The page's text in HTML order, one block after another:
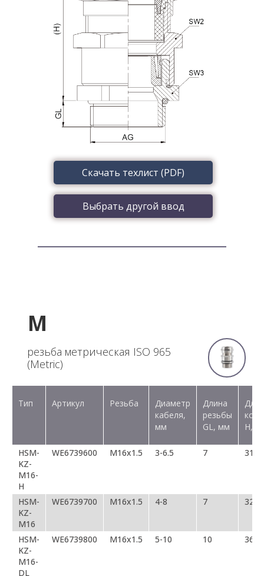
Скачать техлист (PDF)
Выбрать другой ввод
M
резьба метрическая ISO 965
(Metric)
Тип Артикул Резьба
Диаметр
кабеля,
мм
Длина
резьбы
GL, мм
H,
HSM-
KZ-
M16-
H
WE6739600 M16х1.5 3-6.5 7 31
HSM-
KZ-
M16
WE6739700 M16х1.5 4-8 7 32
HSM-
KZ-
M16-
DL
WE6739800 M16х1.5 5-10 10 36